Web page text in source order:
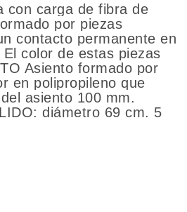
con carga de fibra de
por piezas
contacto permanente en
color de estas piezas
Asiento formado por
en polipropileno que
asiento 100 mm.
diámetro 69 cm. 5